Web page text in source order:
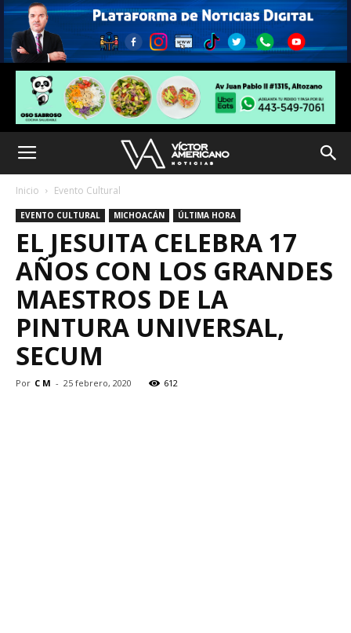
Inicio Evento Cultural
EVENTO CULTURAL MICHOACÁN ÚLTIMA HORA
EL JESUITA CELEBRA 17
AÑOS CON LOS GRANDES
MAESTROS DE LA
PINTURA UNIVERSAL,
SECUM
Por C M - 25 febrero, 2020 612